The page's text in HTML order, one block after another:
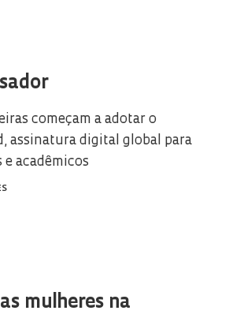
começam a adotar o
assinatura digital global para
acadêmicos
mulheres na